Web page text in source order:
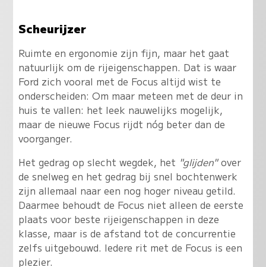
Scheurijzer
Ruimte en ergonomie zijn fijn, maar het gaat
natuurlijk om de rijeigenschappen. Dat is waar
Ford zich vooral met de Focus altijd wist te
onderscheiden: Om maar meteen met de deur in
huis te vallen: het leek nauwelijks mogelijk,
maar de nieuwe Focus rijdt nóg beter dan de
voorganger.
Het gedrag op slecht wegdek, het "glijden"over
de snelweg en het gedrag bij snel bochtenwerk
zijn allemaal naar een nog hoger niveau getild.
Daarmee behoudt de Focus niet alleen de eerste
plaats voor beste rijeigenschappen in deze
klasse, maar is de afstand tot de concurrentie
zelfs uitgebouwd. Iedere rit met de Focus is een
plezier.